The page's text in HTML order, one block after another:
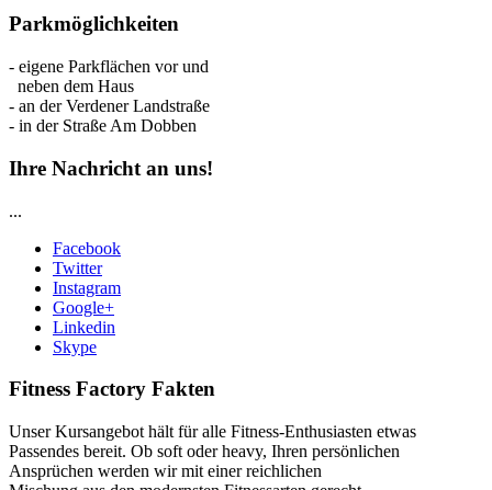
Parkmöglichkeiten
- eigene Parkflächen vor und
neben dem Haus
- an der Verdener Landstraße
- in der Straße Am Dobben
Ihre Nachricht an uns!
...
Facebook
Twitter
Instagram
Google+
Linkedin
Skype
Fitness Factory Fakten
Unser Kursangebot hält für alle Fitness-Enthusiasten etwas
Passendes bereit. Ob soft oder heavy, Ihren persönlichen
Ansprüchen werden wir mit einer reichlichen